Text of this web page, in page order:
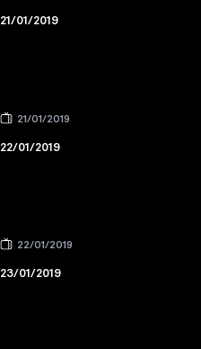
21/01/2019
21/01/2019
22/01/2019
22/01/2019
23/01/2019